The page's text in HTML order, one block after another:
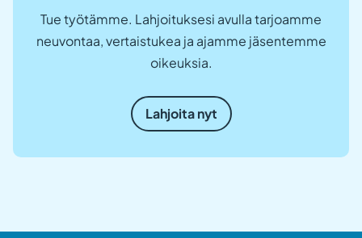
Tue työtämme. Lahjoituksesi avulla tarjoamme
neuvontaa, vertaistukea ja ajamme jäsentemme
oikeuksia.
Lahjoita nyt